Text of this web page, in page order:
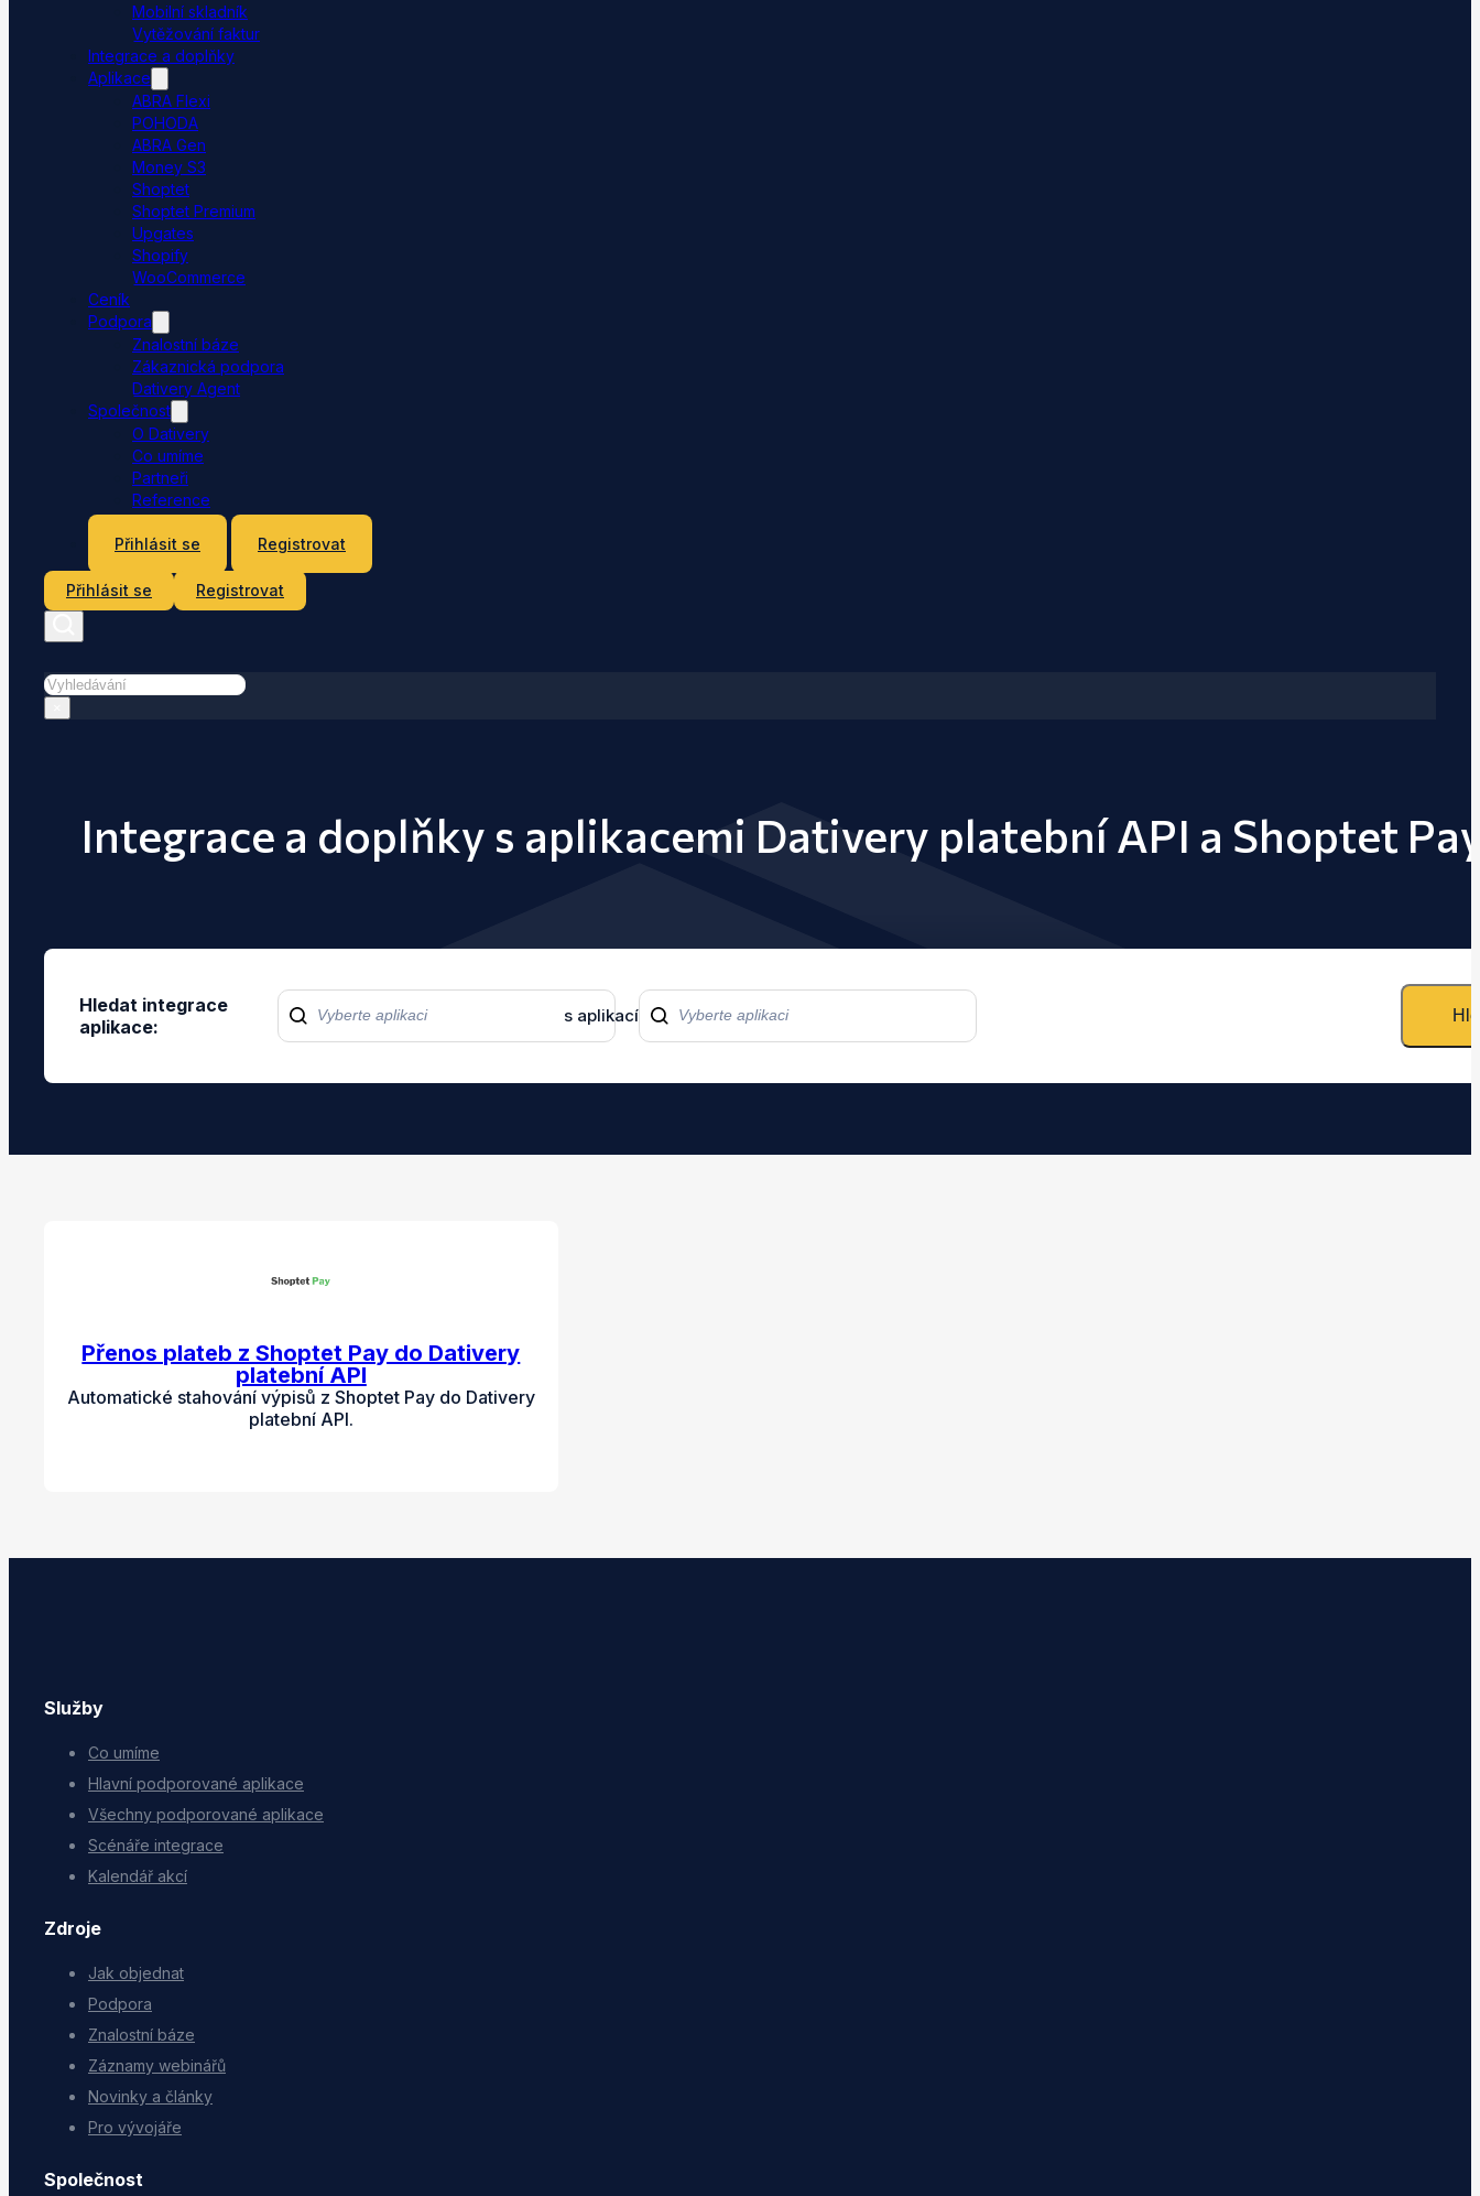
Mobilní skladník
Vytěžování faktur
Integrace a doplňky
Aplikace
ABRA Flexi
POHODA
ABRA Gen
Money S3
Shoptet
Shoptet Premium
Upgates
Shopify
WooCommerce
Ceník
Podpora
Znalostní báze
Zákaznická podpora
Dativery Agent
Společnost
O Dativery
Co umíme
Partneři
Reference
Přihlásit se
Registrovat
Přihlásit se Registrovat
Hledat
Integrace a doplňky s aplikacemi Dativery platební API a Shoptet
Hledat integrace
aplikace:
s aplikací
Přenos plateb z Shoptet Pay do Dativery
platební API
Automatické stahování výpisů z Shoptet Pay do Dativery
platební API.
Služby
Co umíme
Hlavní podporované aplikace
Všechny podporované aplikace
Scénáře integrace
Kalendář akcí
Zdroje
Jak objednat
Podpora
Znalostní báze
Záznamy webinářů
Novinky a články
Pro vývojáře
Společnost